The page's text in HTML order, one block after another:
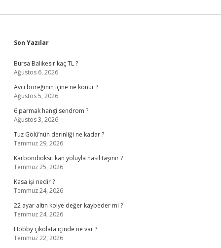
Sidebar
Son Yazılar
Bursa Balıkesir kaç TL ?
Ağustos 6, 2026
Avcı böreğinin içine ne konur ?
Ağustos 5, 2026
6 parmak hangi sendrom ?
Ağustos 3, 2026
Tuz Gölü’nün derinliği ne kadar ?
Temmuz 29, 2026
Karbondioksit kan yoluyla nasıl taşınır ?
Temmuz 25, 2026
Kasa işi nedir ?
Temmuz 24, 2026
22 ayar altın kolye değer kaybeder mi ?
Temmuz 24, 2026
Hobby çikolata içinde ne var ?
Temmuz 22, 2026